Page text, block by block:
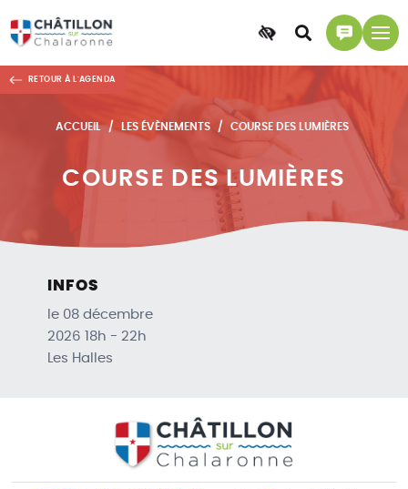
Accessibilité
Accéder
à
la
recherche
Accéder
à
page
contact
ACCUEIL LES ÉVÈNEMENTS COURSE DES LUMIÈRES
COURSE DES LUMIÈRES
RETOUR À L'AGENDA
INFOS
le 08 décembre
2026 18h - 22h
Les Halles